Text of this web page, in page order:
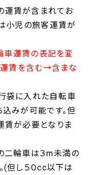
運賃が含まれてお
小児の旅客運賃が
車運賃の表記を変
運賃を含む→含まな
袋に入れた自転車
みが可能です。但
賃が必要となりま
二輪車は３m未満の
(但し５０cc以下は